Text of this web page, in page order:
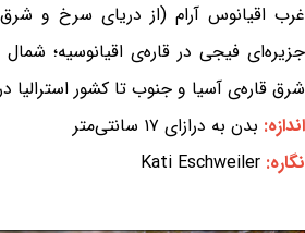
غرب اقیانوس آرام (از دریای سرخ و شرق
جزیره‌ای فیجی در قاره‌ی اقیانوسیه؛
شرق قاره‌ی آسیا و جنوب تا کشور استرالیا
اندازه: بدن به درازای ۱۷ سانتی‌متر
نگاره: Kati Eschweiler